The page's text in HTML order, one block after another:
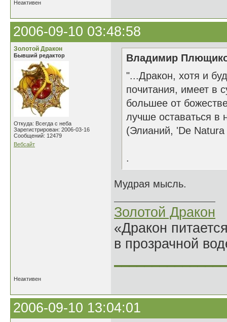
Неактивен
2006-09-10 03:48:58
Золотой Дракон
Бывший редактор
Откуда: Всегда с неба
Зарегистрирован: 2006-03-16
Сообщений: 12479
Вебсайт
Владимир
"...Дракон, хотя и
почитания, имеет в
большее от
лучше оставаться в
(Элианий, 'De Natura
.
Мудрая мысль.
Золотой Дракон
«Дракон
в прозрачной
Неактивен
2006-09-10 13:04:01